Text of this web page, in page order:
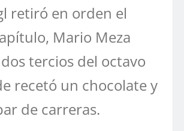
retiró en orden el
Mario Meza
tercios del octavo
recetó un chocolate y
de carreras.